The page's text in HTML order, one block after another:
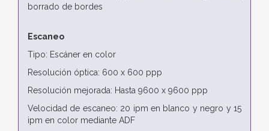
borrado de bordes
Escaneo
Tipo: Escáner en color
Resolución óptica: 600 x 600 ppp
Resolución mejorada: Hasta 9600 x 9600 ppp
Velocidad de escaneo: 20 ipm en blanco y negro y 15
ipm en color mediante ADF